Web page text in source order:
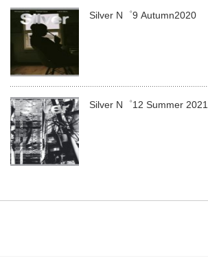
Silver N゜9 Autumn2020
Silver N゜12 Summer 2021